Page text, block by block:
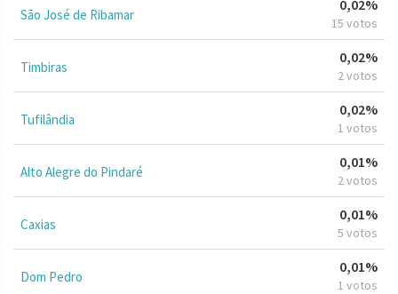
São José de Ribamar
0,02%
15 votos
Timbiras
0,02%
2 votos
Tufilândia
0,02%
1 votos
Alto Alegre do Pindaré
0,01%
2 votos
Caxias
0,01%
5 votos
Dom Pedro
0,01%
1 votos